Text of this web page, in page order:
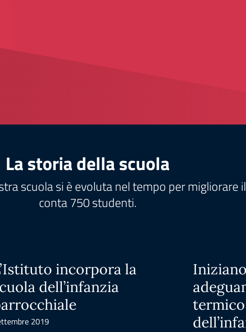
La storia della scuola
scuola si è evoluta nel tempo per migliorare
conta 750 studenti.
incorpora la
dell’infanzia
2019